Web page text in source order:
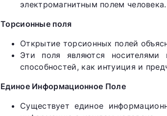
электромагнитным полем человека.
Торсионные поля
Открытие торсионных полей
Эти поля являются
способностей, как интуиция и
Единое Информационное Поле
Существует единое